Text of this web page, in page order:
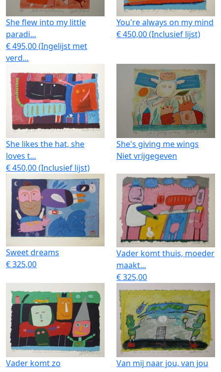
She flew into my little
paradi...
€ 495,00 (Ingelijst met
verd...
You're always on my mind
€ 450,00 (Inclusief lijst)
She likes the hat, she
loves t...
€ 450,00 (Inclusief lijst)
She's giving me wings
Niet vrijgegeven
Sweet dreams
€ 325,00
Vader komt thuis, moeder
maakt...
€ 325,00
Vader komt zo
Van mij naar jou, van jou